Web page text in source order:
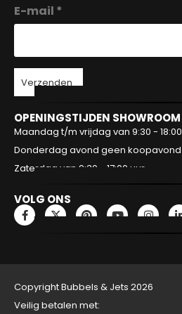
E-mail *
Verzenden
OPENINGSTIJDEN SHOWROOM
Maandag t/m vrijdag van 9:30 - 18:00
Donderdag avond geen koopavond
Zaterdag van 9:30 - 17:00 uur
VOLG ONS
Copyright Bubbels & Jets 2026
Veilig betalen met: